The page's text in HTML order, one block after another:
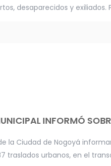
desaparecidos y exiliados.
INFORMÓ
la Ciudad de Nogoyá
traslados urbanos, en el